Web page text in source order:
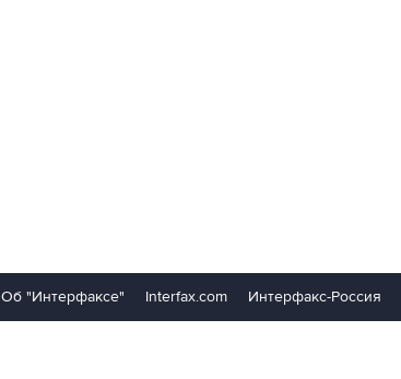
Об "Интерфаксе" Interfax.com Интерфакс-Россия